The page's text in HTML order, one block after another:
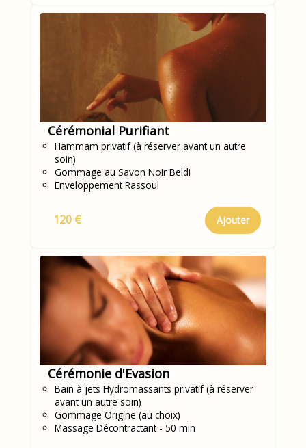
Cérémonial Purifiant
Hammam privatif (à réserver avant un autre
soin)
Gommage au Savon Noir Beldi
Enveloppement Rassoul
120 € Ajouter
Cérémonie d'Evasion
Bain à jets Hydromassants privatif (à réserver
avant un autre soin)
Gommage Origine (au choix)
Massage Décontractant - 50 min